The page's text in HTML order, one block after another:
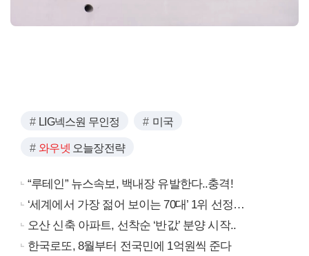
LIG넥스원 무인정 미국
와우넷 오늘장전략
“루테인” 뉴스속보, 백내장 유발한다..충격!
‘세계에서 가장 젊어 보이는 70대’ 1위 선정…
오산 신축 아파트, 선착순 ‘반값’ 분양 시작..
한국로또, 8월부터 전국민에 1억원씩 준다